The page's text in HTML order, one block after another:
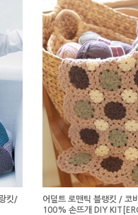
킷/
어덜트 로맨틱 블랭킷 / 코
100% 손뜨개 DIY